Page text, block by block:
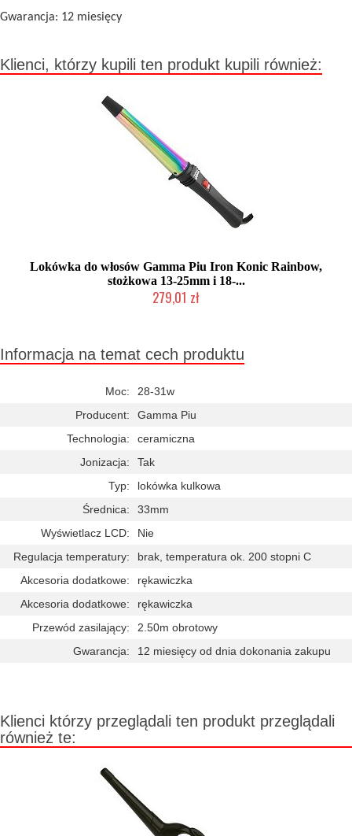
Gwarancja: 12 miesięcy
Klienci, którzy kupili ten produkt kupili również:
Lokówka do włosów Gamma Piu Iron Konic Rainbow,
stożkowa 13-25mm i 18-...
279,01 zł
Informacja na temat cech produktu
Moc:
28-31w
Producent:
Gamma Piu
Technologia:
ceramiczna
Jonizacja:
Tak
Typ:
lokówka kulkowa
Średnica:
33mm
Wyświetlacz LCD:
Nie
Regulacja temperatury:
brak, temperatura ok. 200 stopni C
Akcesoria dodatkowe:
rękawiczka
Akcesoria dodatkowe:
rękawiczka
Przewód zasilający:
2.50m obrotowy
Gwarancja:
12 miesięcy od dnia dokonania zakupu
Klienci którzy przeglądali ten produkt przeglądali
również te: